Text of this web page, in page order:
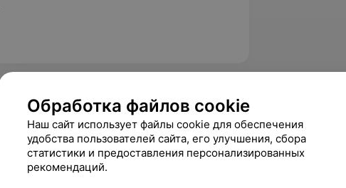
Гинюк
Обработка файлов cookie
Наш сайт использует файлы cookie для обеспечения
удобства пользователей сайта, его улучшения, сбора
статистики и предоставления персонализированных
рекомендаций.